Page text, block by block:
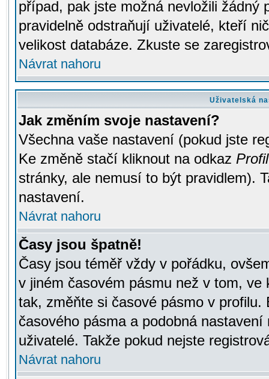
případ, pak jste možná nevložili žádný
pravidelně odstraňují uživatelé, kteří
velikost databáze. Zkuste se
Návrat nahoru
Uživatelská
Jak změním svoje nastavení?
Všechna vaše nastavení (pokud jste
Ke změně stačí kliknout na odkaz Profil
stránky, ale nemusí to být pravidlem).
nastavení.
Návrat nahoru
Časy jsou špatně!
Časy jsou téměř vždy v pořádku,
v jiném časovém pásmu než v tom,
tak, změňte si časové pásmo v
časového pásma a podobná
uživatelé. Takže pokud nejste
Návrat nahoru